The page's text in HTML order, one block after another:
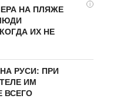
i
НА ПЛЯЖЕ
ИХ НЕ
РУСИ: ПРИ
ИМ
ВСЕГО